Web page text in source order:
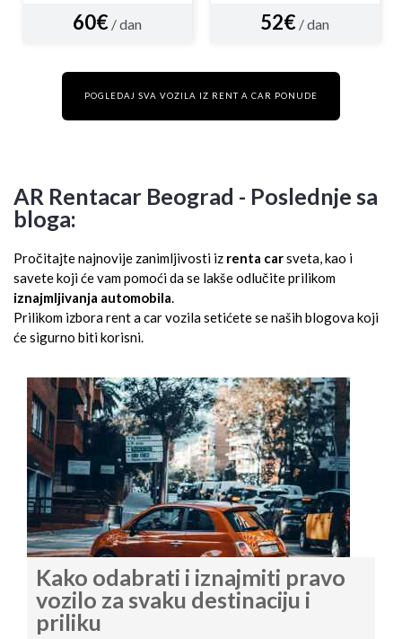
60€ / dan 52€ / dan
POGLEDAJ SVA VOZILA IZ RENT A CAR PONUDE
AR Rentacar Beograd - Poslednje sa
bloga:
Pročitajte najnovije zanimljivosti iz renta carsveta, kao i
savete koji će vam pomoći da se lakše odlučite prilikom
iznajmljivanja automobila.
Prilikom izbora rent a car vozila setićete se naših blogova koji
će sigurno biti korisni.
Kako odabrati i iznajmiti pravo
vozilo za svaku destinaciju i
priliku